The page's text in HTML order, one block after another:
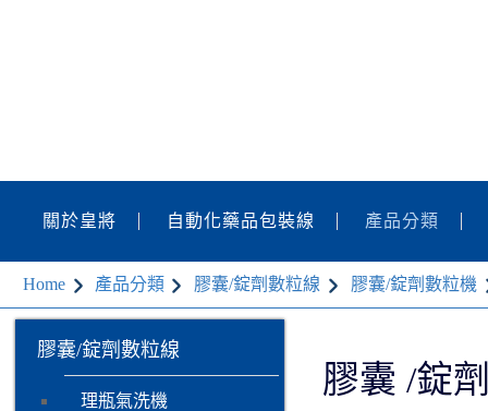
關於皇將 自動化藥品包裝線 產品分類
Home 產品分類 膠囊/錠劑數粒線 膠囊/錠劑數粒機
膠囊/錠劑數粒線
理瓶氣洗機
膠囊 /錠